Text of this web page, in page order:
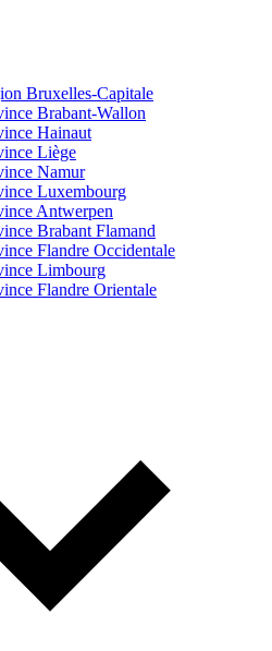
Bruxelles-Capitale
Brabant-Wallon
Hainaut
Liège
Namur
Luxembourg
Antwerpen
Brabant Flamand
Flandre Occidentale
Limbourg
Flandre Orientale